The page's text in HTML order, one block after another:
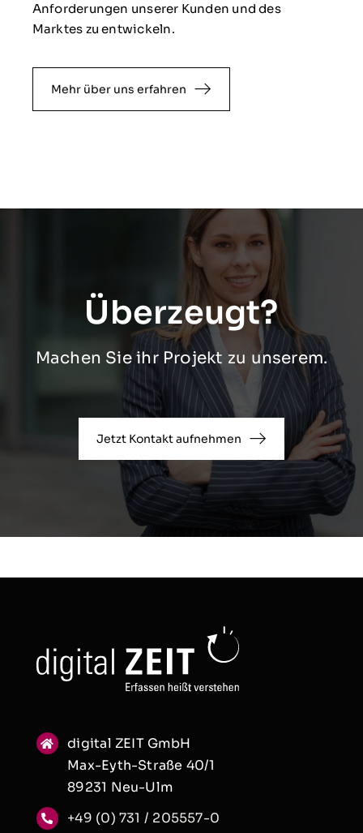
Anforderungen unserer Kunden und des
Marktes zu entwickeln.
Mehr über uns erfahren
Überzeugt?
Machen Sie ihr Projekt zu unserem.
Jetzt Kontakt aufnehmen
digital ZEIT GmbH
Max-Eyth-Straße 40/1
89231 Neu-Ulm
+49 (0) 731 / 205557-0